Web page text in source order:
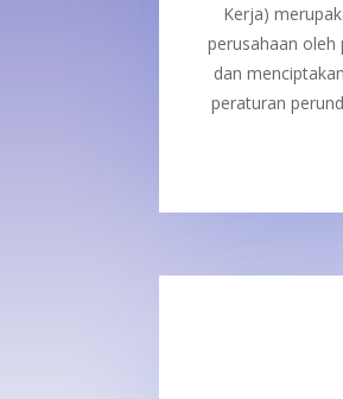
Kerja)
perusahaan oleh
dan
peraturan